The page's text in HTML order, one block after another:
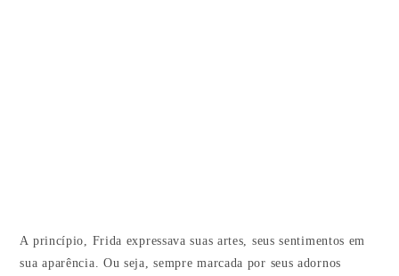
A princípio, Frida expressava suas artes, seus sentimentos em
sua aparência. Ou seja, sempre marcada por seus adornos